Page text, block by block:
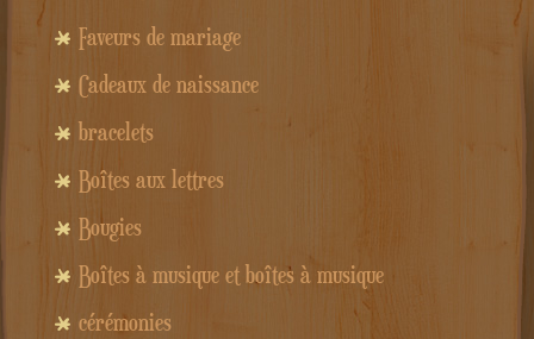
Faveurs de mariage
Cadeaux de naissance
bracelets
Boîtes aux lettres
Bougies
Boîtes à musique et boîtes à musique
cérémonies